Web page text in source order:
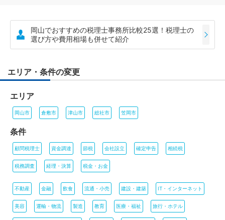
岡山でおすすめの税理士事務所比較25選！税理士の
選び方や費用相場も併せて紹介
エリア・条件の変更
エリア
岡山市 倉敷市 津山市 総社市 笠岡市
条件
顧問税理士 資金調達 節税 会社設立 確定申告 相続税
税務調査 経理・決算 税金・お金
不動産 金融 飲食 流通・小売 建設・建築 IT・インターネット
美容 運輸・物流 製造 教育 医療・福祉 旅行・ホテル